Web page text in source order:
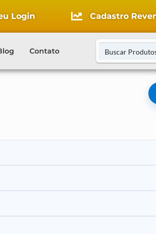
Login Cadastro
Contato